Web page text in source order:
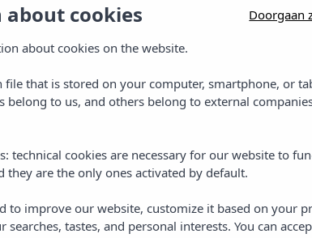
Situatie
cookies Doorgaan
about cookies on the website.
that is stored on your computer, smartphone, or
belong to us, and others belong to external
technical cookies are necessary for our website to
are the only ones activated by default.
to improve our website, customize it based on your
tastes, and personal interests. You can